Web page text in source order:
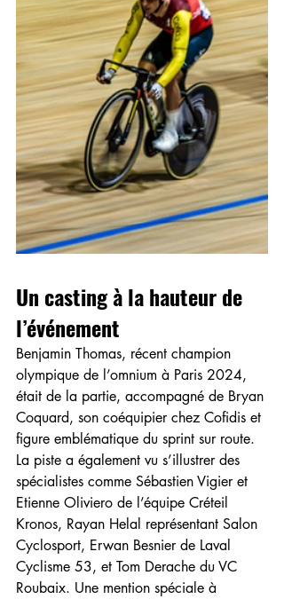
Un casting à la hauteur de
l’événement
Benjamin Thomas, récent champion
olympique de l’omnium à Paris 2024,
était de la partie, accompagné de Bryan
Coquard, son coéquipier chez Cofidis et
figure emblématique du sprint sur route.
La piste a également vu s’illustrer des
spécialistes comme Sébastien Vigier et
Etienne Oliviero de l’équipe Créteil
Kronos, Rayan Helal représentant Salon
Cyclosport, Erwan Besnier de Laval
Cyclisme 53, et Tom Derache du VC
Roubaix. Une mention spéciale à